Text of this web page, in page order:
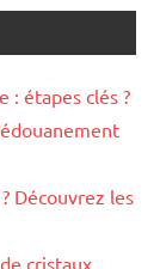
: étapes clés ?
Découvrez les
cristaux